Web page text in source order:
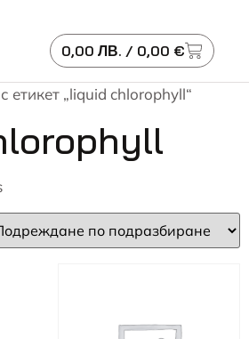
0,00 ЛВ. / 0,00 €
етикет „liquid chlorophyll“